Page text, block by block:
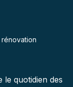
le quotidien des